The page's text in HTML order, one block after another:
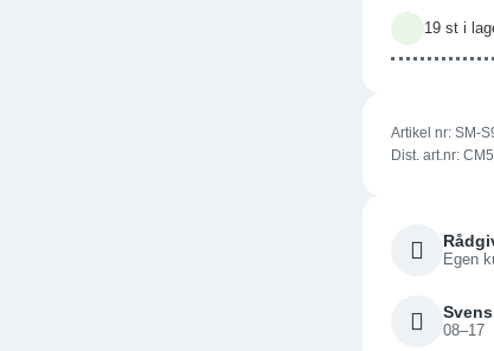
19 st i
Artikel nr: SM-
Dist. art.nr:
Egen
08–17